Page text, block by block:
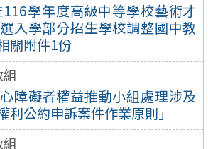
學年度高級中等學校藝術才
入學部分招生學校調整國中教
關附件1份
障礙者權益推動小組處理涉及
利公約申訴案件作業原則」